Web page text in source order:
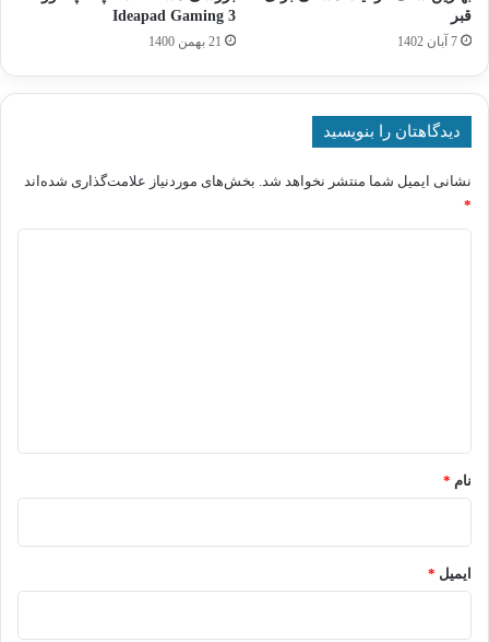
قبر
7 آبان 1402
Ideapad Gaming 3
21 بهمن 1400
دیدگاهتان را بنویسید
نشانی ایمیل شما منتشر نخواهد شد. بخش‌های موردنیاز علامت‌گذاری شده‌اند
*
نام *
ایمیل *